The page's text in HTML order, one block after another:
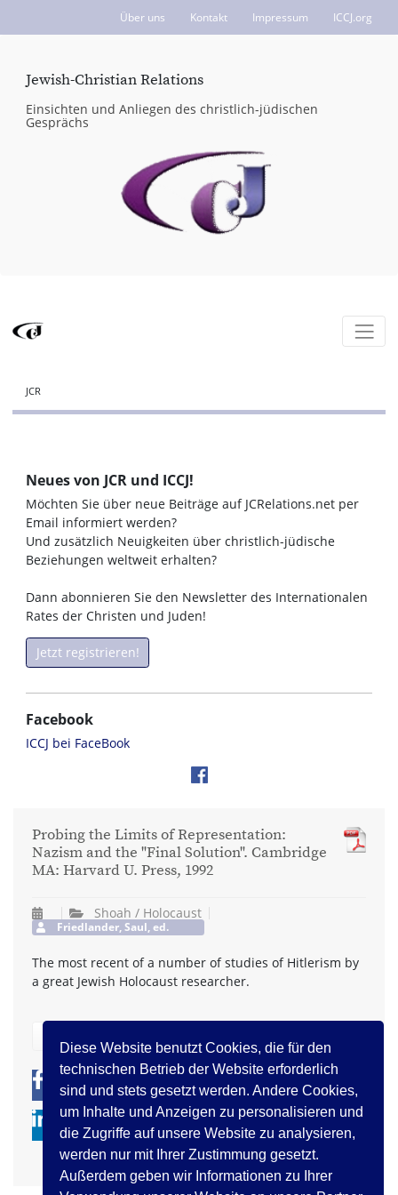
Diese Website benutzt Cookies, die für den
technischen Betrieb der Website erforderlich
sind und stets gesetzt werden. Andere Cookies,
um Inhalte und Anzeigen zu personalisieren und
die Zugriffe auf unsere Website zu analysieren,
werden nur mit Ihrer Zustimmung gesetzt.
Außerdem geben wir Informationen zu Ihrer
Über uns Kontakt Impressum ICCJ.org
Jewish-Christian Relations
Einsichten und Anliegen des christlich-jüdischen
Gesprächs
JCR
Neues von JCR und ICCJ!
Möchten Sie über neue Beiträge auf JCRelations.net per
Email informiert werden?
Und zusätzlich Neuigkeiten über christlich-jüdische
Beziehungen weltweit erhalten?
Dann abonnieren Sie den Newsletter des Internationalen
Rates der Christen und Juden!
Jetzt registrieren!
Facebook
ICCJ bei FaceBook
Probing the Limits of Representation:
Nazism and the "Final Solution". Cambridge
MA: Harvard U. Press, 1992
Shoah / Holocaust
Friedlander, Saul, ed.
The most recent of a number of studies of Hitlerism by
a great Jewish Holocaust researcher.
0 0